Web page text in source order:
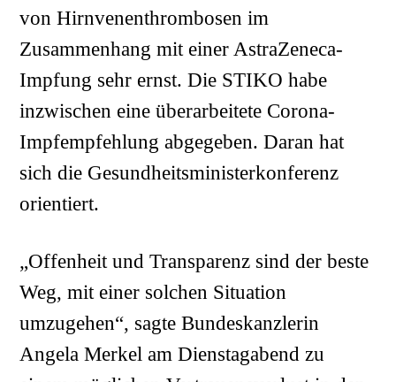
von Hirnvenenthrombosen im
Zusammenhang mit einer AstraZeneca-
Impfung sehr ernst. Die STIKO habe
inzwischen eine überarbeitete Corona-
Impfempfehlung abgegeben. Daran hat
sich die Gesundheitsministerkonferenz
orientiert.
„Offenheit und Transparenz sind der beste
Weg, mit einer solchen Situation
umzugehen“, sagte Bundeskanzlerin
Angela Merkel am Dienstagabend zu